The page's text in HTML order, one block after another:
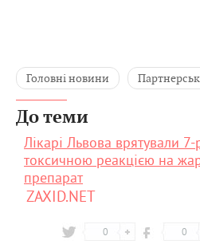
Головні новини
До теми
Лікарі Львова врятували
токсичною реакцією на
препарат
ZAXID.NET
0 0